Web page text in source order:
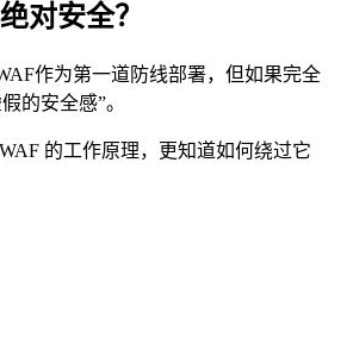
对安全？
作为第一道防线部署，但如果完全
的安全感”。
的工作原理，更知道如何绕过它